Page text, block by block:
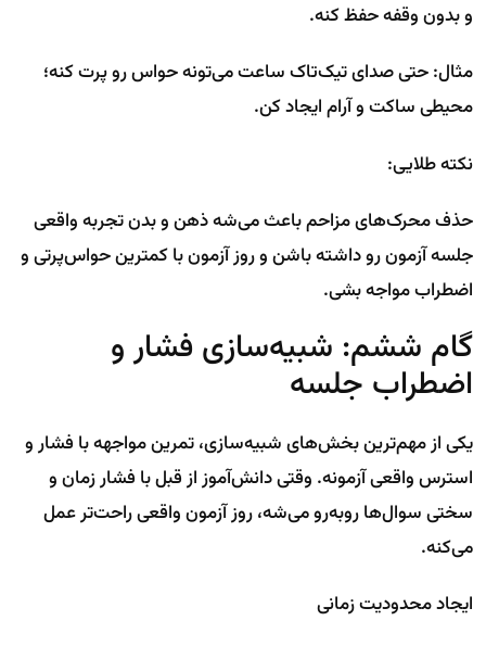
و بدون وقفه حفظ کنه.
مثال: حتی صدای تیک‌تاک ساعت می‌تونه حواس رو پرت کنه؛
محیطی ساکت و آرام ایجاد کن.
نکته طلایی:
حذف محرک‌های مزاحم باعث می‌شه ذهن و بدن تجربه واقعی
جلسه آزمون رو داشته باشن و روز آزمون با کمترین حواس‌پرتی و
اضطراب مواجه بشی.
گام ششم: شبیه‌سازی فشار و
اضطراب جلسه
یکی از مهم‌ترین بخش‌های شبیه‌سازی، تمرین مواجهه با فشار و
استرس واقعی آزمونه. وقتی دانش‌آموز از قبل با فشار زمان و
سختی سوال‌ها روبه‌رو می‌شه، روز آزمون واقعی راحت‌تر عمل
می‌کنه.
ایجاد محدودیت زمانی